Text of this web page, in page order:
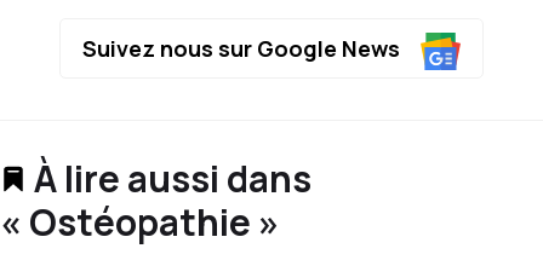
Suivez nous sur Google News
À lire aussi dans
« Ostéopathie »